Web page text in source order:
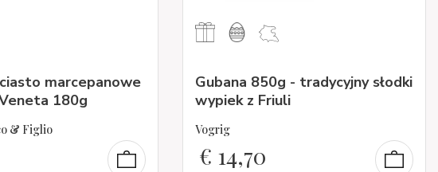
marcepanowe
180g
& Figlio
Gubana 850g - tradycyjny słodki
wypiek z Friuli
Vogrig
€ 14,70